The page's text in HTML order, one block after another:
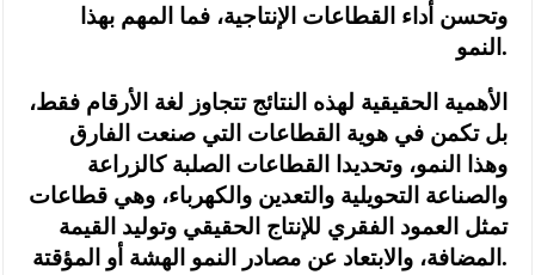
وتحسن أداء القطاعات الإنتاجية، فما المهم بهذا
النمو.
الأهمية الحقيقية لهذه النتائج تتجاوز لغة الأرقام فقط،
بل تكمن في هوية القطاعات التي صنعت الفارق
وهذا النمو، وتحديدا القطاعات الصلبة كالزراعة
والصناعة التحويلية والتعدين والكهرباء، وهي قطاعات
تمثل العمود الفقري للإنتاج الحقيقي وتوليد القيمة
المضافة، والابتعاد عن مصادر النمو الهشة أو المؤقتة.